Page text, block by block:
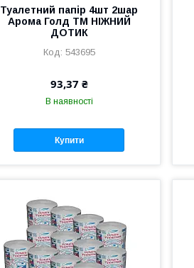
Туалетний папір 4шт 2шар
Арома Голд ТМ НІЖНИЙ
ДОТИК
543695
93,37 ₴
В наявності
Купити